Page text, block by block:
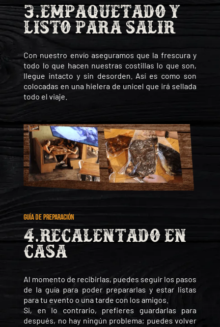
3.Empaquetado y
listo para salir
Con nuestro envío aseguramos que la frescura y
todo lo que hacen nuestras costillas lo que son,
llegue intacto y sin desorden. Así es como son
colocadas en una hielera de unicel que irá sellada
todo el viaje.
GUÍA DE PREPARACIÓN
4.recalentado en
casa
Al momento de recibirlas, puedes seguir los pasos
de la guía para poder prepararlas y estar listas
para tu evento o una tarde con los amigos.
Si, en lo contrario, prefieres guardarlas para
después, no hay ningún problema; puedes volver